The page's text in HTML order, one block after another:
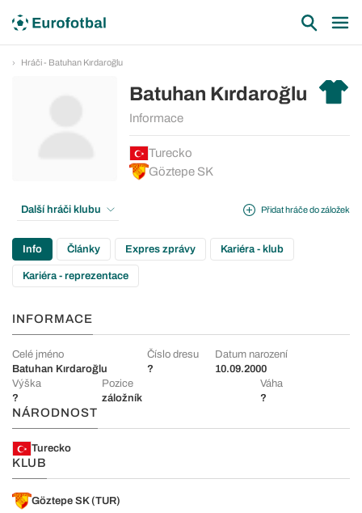
Hráči - Batuhan Kırdaroğlu
Batuhan Kırdaroğlu
Informace
Turecko
Göztepe SK
Přidat hráče do záložek
Další hráči klubu
Info Články Expres zprávy Kariéra - klub
Kariéra - reprezentace
INFORMACE
Celé jméno
Batuhan Kırdaroğlu
Číslo dresu
?
Datum narození
10.09.2000
Výška
?
Pozice
záložník
Váha
?
NÁRODNOST
Turecko
KLUB
Göztepe SK (TUR)